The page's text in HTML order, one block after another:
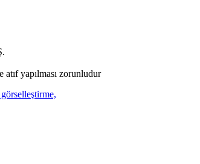
yapılması zorunludur